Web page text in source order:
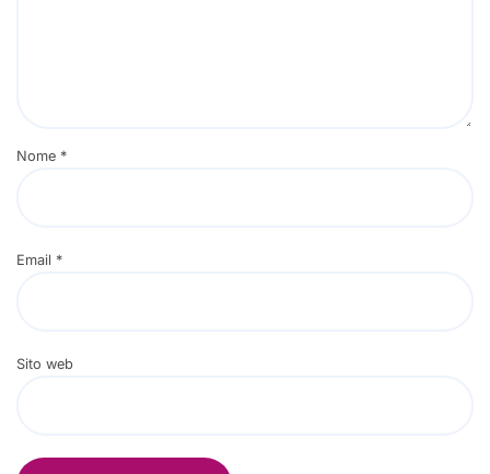
Nome *
Email *
Sito web